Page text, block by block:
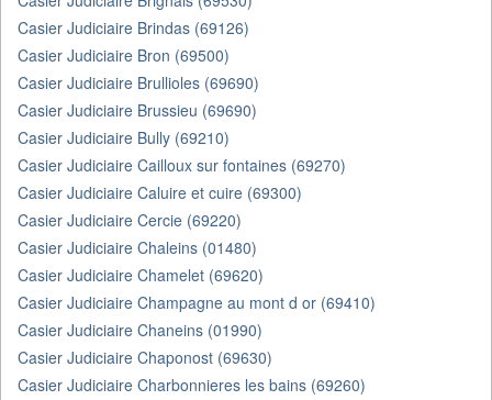
Casier Judiciaire Brindas (69126)
Casier Judiciaire Bron (69500)
Casier Judiciaire Brullioles (69690)
Casier Judiciaire Brussieu (69690)
Casier Judiciaire Bully (69210)
Casier Judiciaire Cailloux sur fontaines (69270)
Casier Judiciaire Caluire et cuire (69300)
Casier Judiciaire Cercie (69220)
Casier Judiciaire Chaleins (01480)
Casier Judiciaire Chamelet (69620)
Casier Judiciaire Champagne au mont d or (69410)
Casier Judiciaire Chaneins (01990)
Casier Judiciaire Chaponost (69630)
Casier Judiciaire Charbonnieres les bains (69260)